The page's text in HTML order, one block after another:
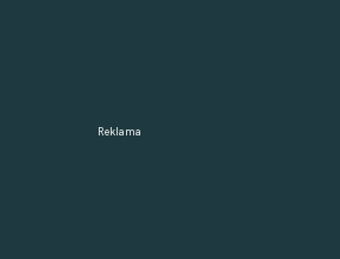
Reklama